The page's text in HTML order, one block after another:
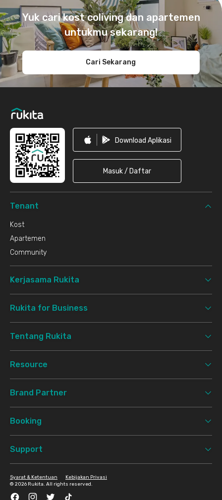
Yuk cari kost coliving dan apartemen
untukmu sekarang!
Cari Sekarang
Download Aplikasi
Masuk / Daftar
Tenant
Kost
Apartemen
Community
Kerjasama Rukita
Rukita for Business
Tentang Rukita
Resource
Brand Partner
Booking
Support
© 2026 Rukita. All rights reserved.
Syarat & Ketentuan Kebijakan Privasi
FacebookInstagramTwitter TikTok